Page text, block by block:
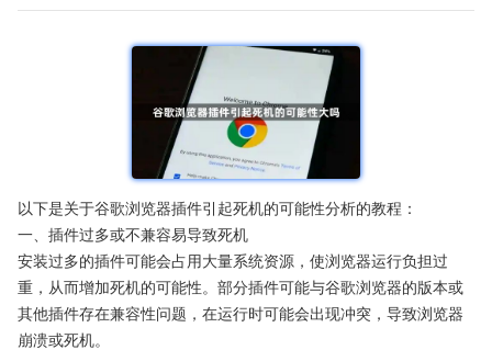
以下是关于谷歌浏览器插件引起死机的可能性分析的教程：
一、插件过多或不兼容易导致死机
安装过多的插件可能会占用大量系统资源，使浏览器运行负担过
重，从而增加死机的可能性。部分插件可能与谷歌浏览器的版本或
其他插件存在兼容性问题，在运行时可能会出现冲突，导致浏览器
崩溃或死机。